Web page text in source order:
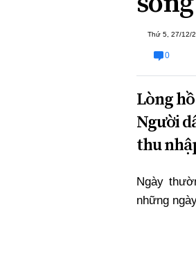
Thứ 5, 27/12/
0
Lòng
Người
thu
Ngày
những